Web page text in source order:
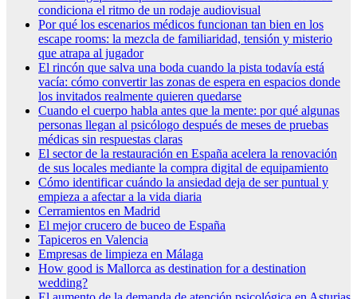
condiciona el ritmo de un rodaje audiovisual
Por qué los escenarios médicos funcionan tan bien en los
escape rooms: la mezcla de familiaridad, tensión y misterio
que atrapa al jugador
El rincón que salva una boda cuando la pista todavía está
vacía: cómo convertir las zonas de espera en espacios donde
los invitados realmente quieren quedarse
Cuando el cuerpo habla antes que la mente: por qué algunas
personas llegan al psicólogo después de meses de pruebas
médicas sin respuestas claras
El sector de la restauración en España acelera la renovación
de sus locales mediante la compra digital de equipamiento
Cómo identificar cuándo la ansiedad deja de ser puntual y
empieza a afectar a la vida diaria
Cerramientos en Madrid
El mejor crucero de buceo de España
Tapiceros en Valencia
Empresas de limpieza en Málaga
How good is Mallorca as destination for a destination
wedding?